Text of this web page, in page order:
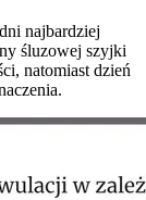
najbardziej
śluzowej szyjki
natomiast dzień